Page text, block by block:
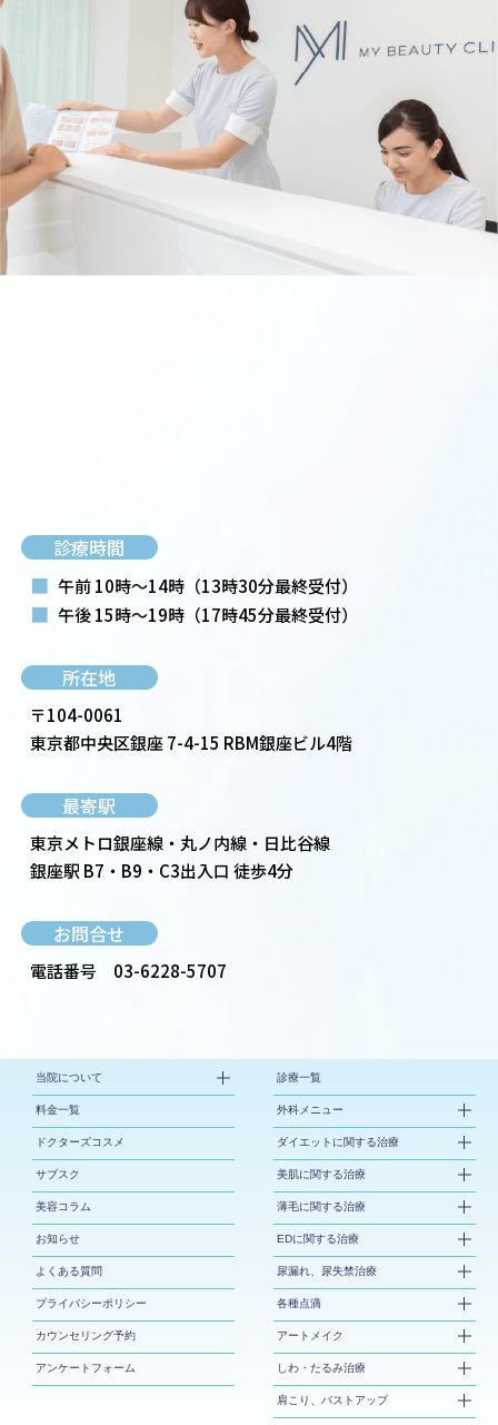
診療時間
■ 午前 10時～14時 （13時30分最終受付）
■ 午後 15時～19時 （17時45分最終受付）
所在地
〒104-0061
東京都中央区銀座 7-4-15 RBM銀座ビル4階
最寄駅
東京メトロ銀座線・丸ノ内線・日比谷線
銀座駅 B7・B9・C3出入口 徒歩4分
お問合せ
電話番号 03-6228-5707
当院について
料金一覧
ドクターズコスメ
サブスク
美容コラム
お知らせ
よくある質問
プライバシーポリシー
カウンセリング予約
アンケートフォーム
診療一覧
外科メニュー
ダイエットに関する治療
美肌に関する治療
薄毛に関する治療
EDに関する治療
尿漏れ、尿失禁治療
各種点滴
アートメイク
しわ・たるみ治療
肩こり、バストアップ